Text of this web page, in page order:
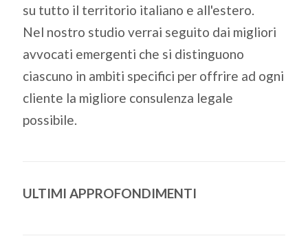
su tutto il territorio italiano e all'estero.
Nel nostro studio verrai seguito dai migliori
avvocati emergenti che si distinguono
ciascuno in ambiti specifici per offrire ad ogni
cliente la migliore consulenza legale
possibile.
ULTIMI APPROFONDIMENTI